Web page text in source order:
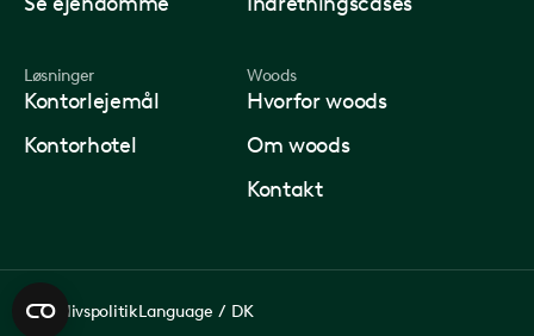
Løsninger
Kontorlejemål
Kontorhotel
Woods
Hvorfor woods
Om woods
Kontakt
privatlivspolitikLanguage / DK